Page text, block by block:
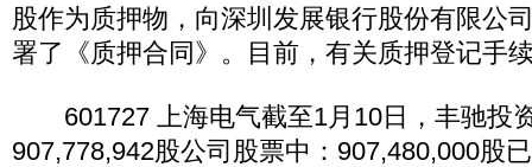
股作为质押物，向深圳发展银行股份有限公
署了《质押合同》。目前，有关质押登记手
601727 上海电气截至1月10日，丰驰投
907,778,942股公司股票中：907,480,000股